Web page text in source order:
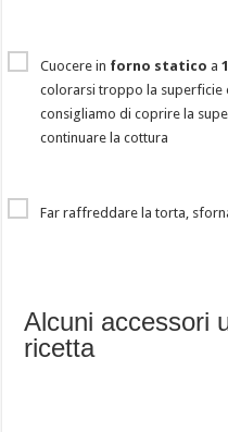
Cuocere in forno statico a
colorarsi troppo la superficie
consigliamo di coprire la
continuare la cottura
Far raffreddare la torta,
Alcuni accessori
ricetta